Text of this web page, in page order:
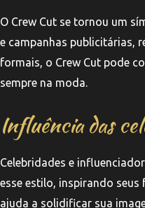
O Crew Cut se tornou um
e campanhas publicitárias,
formais, o Crew Cut pode
sempre na moda.
Influência das
Celebridades e
esse estilo, inspirando seus
ajuda a solidificar sua